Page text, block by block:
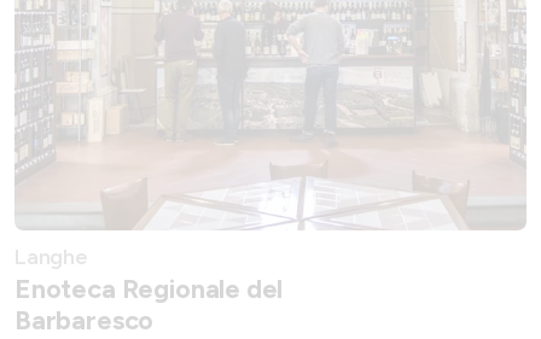
Langhe
Enoteca Regionale del
Barbaresco